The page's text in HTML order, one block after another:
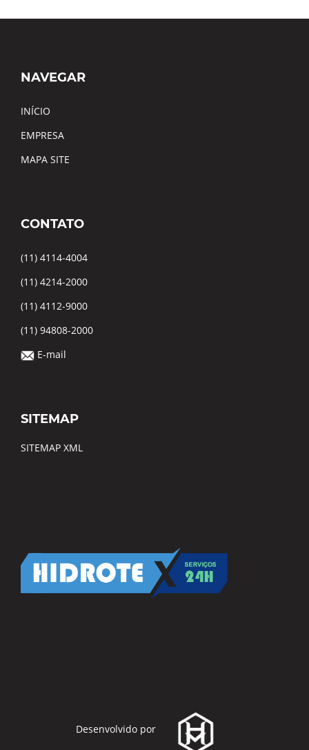
NAVEGAR
INÍCIO
EMPRESA
MAPA SITE
CONTATO
(11) 4114-4004
(11) 4214-2000
(11) 4112-9000
(11) 94808-2000
E-mail
SITEMAP
SITEMAP XML
Desenvolvido por